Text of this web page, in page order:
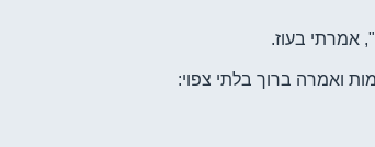
אמרתי בעוז.
ואמרה ברוך בלתי צפוי: